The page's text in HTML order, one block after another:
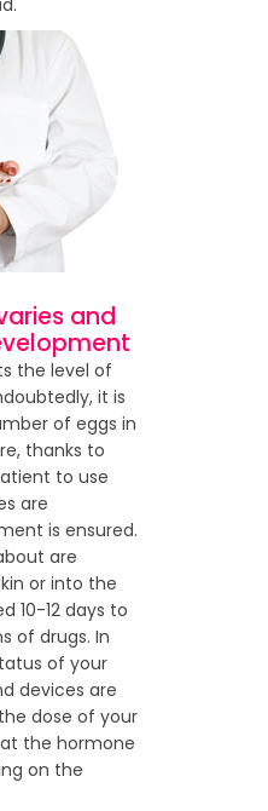
and
the level of
it is
of eggs in
thanks to
to use
are
is ensured.
are
or into the
10-12 days to
of drugs. In
of your
devices are
dose of your
the hormone
on the